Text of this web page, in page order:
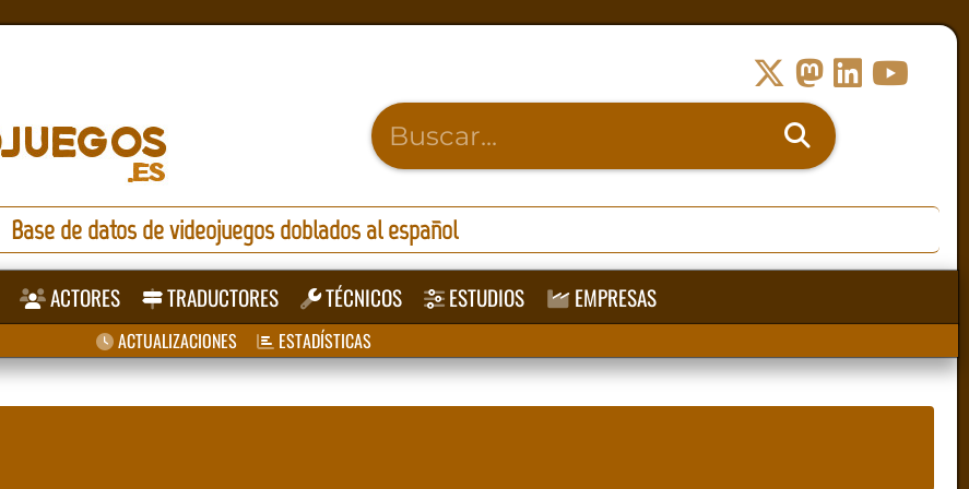
Base de datos de videojuegos doblados al español
ACTORES TRADUCTORES TÉCNICOS ESTUDIOS EMPRESAS
ACTUALIZACIONES ESTADÍSTICAS